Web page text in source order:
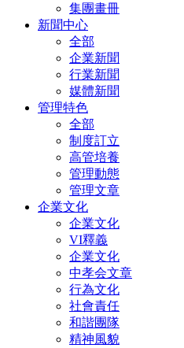
集團畫冊
新聞中心
全部
企業新聞
行業新聞
媒體新聞
管理特色
全部
制度訂立
高管培養
管理動態
管理文章
企業文化
企業文化
VI釋義
企業文化
中孝会文章
行為文化
社會責任
和諧團隊
精神風貌